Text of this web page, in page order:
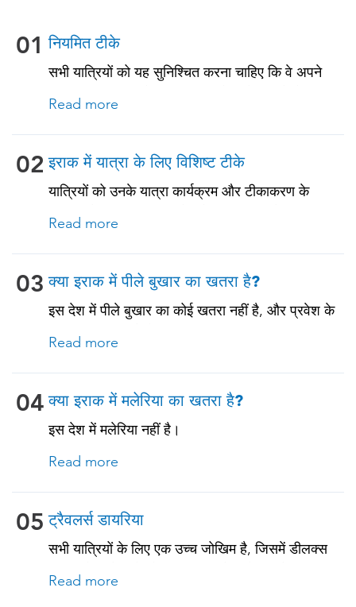
01 नियमित टीके
सभी यात्रियों को यह सुनिश्चित करना चाहिए कि वे अपने
नियमित टीकाकरण के साथ अप-टू-डेट रहें। इनमें से कुछ
टीकों में शामिल हैं: • चिकनपॉक्स (वैरीसेला) • टेटनस-
डिप्थीरिया-पर्टुसिस • मीसल्स-मम्प्स-रूबेला (MMR) •
न्यूमोकोकल (65 वर्ष और उससे अधिक आयु के वयस्कों और
पुरानी बीमारियों या प्रतिरक्षा समस्याओं वाले सभी वयस्कों के
लिए)
Read more
02 इराक में यात्रा के लिए विशिष्ट टीके
यात्रियों को उनके यात्रा कार्यक्रम और टीकाकरण के
इतिहास के आधार पर, इस देश के लिए यात्रा से संबंधित
टीके प्राप्त करने चाहिए। नीचे देखें!
Read more
03 क्या इराक में पीले बुखार का खतरा है?
इस देश में पीले बुखार का कोई खतरा नहीं है, और प्रवेश के
लिए आधिकारिक येलो फीवर टीकाकरण प्रमाणपत्र की
आवश्यकता नहीं है। हालाँकि, यदि आप किसी ऐसे देश से आ
रहे हैं जहाँ पीला बुखार मौजूद है, तो आपको टीकाकरण के
प्रमाण की आवश्यकता हो सकती है। अधिक जानकारी के
लिए हमारे विशेषज्ञों से सलाह लें।
Read more
04 क्या इराक में मलेरिया का खतरा है?
इस देश में मलेरिया नहीं है।
Read more
05 ट्रैवलर्स डायरिया
सभी यात्रियों के लिए एक उच्च जोखिम है, जिसमें डीलक्स
आवास में रहने वाले लोग भी शामिल हैं, क्योंकि ट्रैवलर
डायरिया 50% तक यात्रियों को प्रभावित करता है। खाने-
Read more